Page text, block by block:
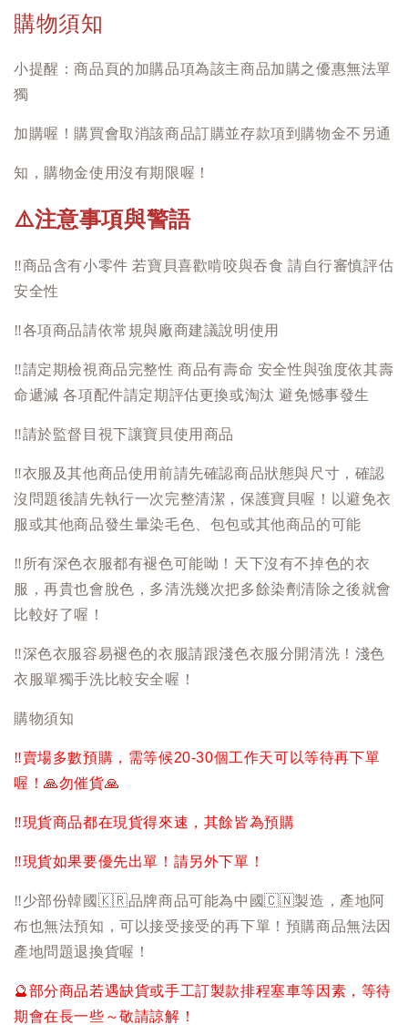
購物須知
小提醒：商品頁的加購品項為該主商品加購之優惠無法單
獨
加購喔！購買會取消該商品訂購並存款項到購物金不另通
知，購物金使用沒有期限喔！
⚠️注意事項與警語
‼️商品含有小零件 若寶貝喜歡啃咬與吞食 請自行審慎評估
安全性
‼️各項商品請依常規與廠商建議說明使用
‼️請定期檢視商品完整性 商品有壽命 安全性與強度依其壽
命遞減 各項配件請定期評估更換或淘汰 避免憾事發生
‼️請於監督目視下讓寶貝使用商品
‼️衣服及其他商品使用前請先確認商品狀態與尺寸，確認
沒問題後請先執行一次完整清潔，保護寶貝喔！以避免衣
服或其他商品發生暈染毛色、包包或其他商品的可能
‼️ 所有深色衣服都有褪色可能呦！天下沒有不掉色的衣
服，再貴也會脫色，多清洗幾次把多餘染劑清除之後就會
比較好了喔！
‼️深色衣服容易褪色的衣服請跟淺色衣服分開清洗！淺色
衣服單獨手洗比較安全喔！
購物須知
‼️賣場多數預購，需等候20-30個工作天可以等待再下單
喔！🙏勿催貨🙏
‼️現貨商品都在現貨得來速，其餘皆為預購
‼️現貨如果要優先出單！請另外下單！
‼️少部份韓國 🇰🇷品牌商品可能為中國🇨🇳製造，產地阿
布也無法預知，可以接受接受的再下單！預購商品無法因
產地問題退換貨喔！
🔮部分商品若遇缺貨或手工訂製款排程塞車等因素，等待
期會在長一些～敬請諒解！